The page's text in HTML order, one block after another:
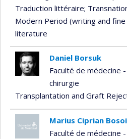
Traduction littéraire;
Modern Period (writing and
literature
Daniel Borsuk
Faculté de médecine
chirurgie
Transplantation and Graft
Marius Ciprian Bosoi
Faculté de médecine